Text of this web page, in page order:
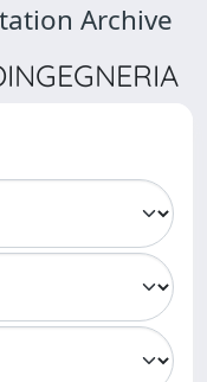
Archive